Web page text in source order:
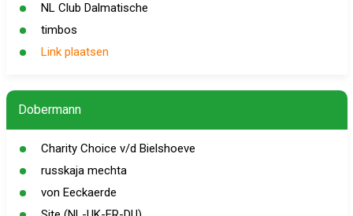
NL Club Dalmatische
timbos
Link plaatsen
Dobermann
Charity Choice v/d Bielshoeve
russkaja mechta
von Eeckaerde